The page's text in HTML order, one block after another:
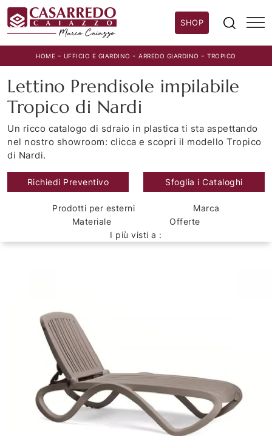
SHOP
HOME - UFFICIO E GIARDINO -ARREDO GIARDINO -TROPICO
Lettino Prendisole impilabile
Tropico di Nardi
Un ricco catalogo di sdraio in plastica ti sta aspettando
nel nostro showroom: clicca e scopri il modello Tropico
di Nardi.
Richiedi Preventivo Sfoglia i Cataloghi
Prodotti per esterni
Marca
Materiale
Offerte
I più visti a :